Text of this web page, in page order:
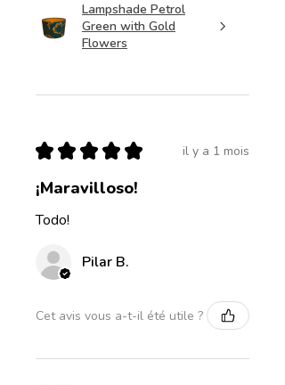
Lampshade Petrol
Green with Gold
Flowers
★ ★ ★ ★ ★ il y a 1 mois
¡Maravilloso!
Todo!
Pilar B.
Cet avis vous a-t-il été utile ?